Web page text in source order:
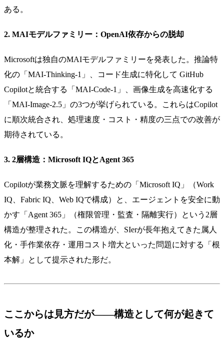
ある。
2. MAIモデルファミリー：OpenAI依存からの脱却
Microsoftは独自のMAIモデルファミリーを発表した。推論特
化の「MAI-Thinking-1」、コード生成に特化して GitHub
Copilotと統合する「MAI-Code-1」、画像生成を高速化する
「MAI-Image-2.5」の3つが挙げられている。これらはCopilot
に順次統合され、処理速度・コスト・精度の三点での改善が
期待されている。
3. 2層構造：Microsoft IQとAgent 365
Copilotが業務文脈を理解するための「Microsoft IQ」（Work
IQ、Fabric IQ、Web IQで構成）と、エージェントを安全に動
かす「Agent 365」（権限管理・監査・隔離実行）という2層
構造が整理された。この構造が、SIerが長年抱えてきた属人
化・手作業依存・運用コスト増大といった問題に対する「根
本解」として提示された形だ。
ここからは見方だが——構造として何が起きて
いるか